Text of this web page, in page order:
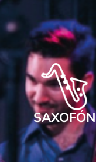
SAXOFÓN